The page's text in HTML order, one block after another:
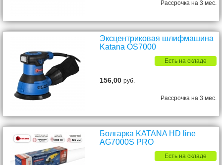
Рассрочка на 3 мес.
Эксцентриковая шлифмашина
Katana OS7000
Есть на складе
156,00руб.
Рассрочка на 3 мес.
Болгарка KATANA HD line
AG7000S PRO
Есть на складе